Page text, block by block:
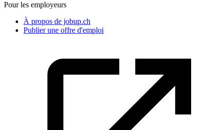
Pour les employeurs
À propos de jobup.ch
Publier une offre d'emploi